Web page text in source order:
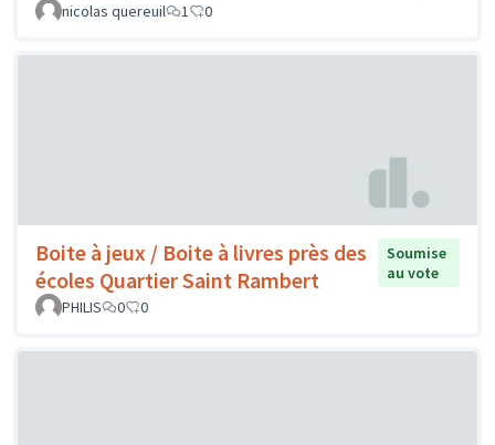
nicolas quereuil
1 0
Boite à jeux / Boite à livres près des
écoles Quartier Saint Rambert
Soumise
au vote
PHILIS
0 0